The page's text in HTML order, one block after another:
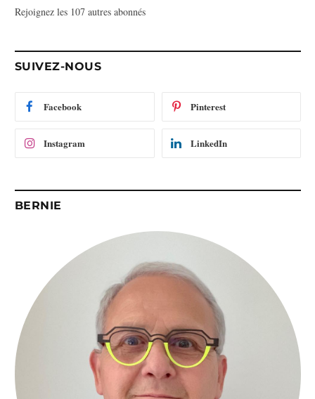
s
m
Rejoignez les 107 autres abonnés
SUIVEZ-NOUS
Facebook Pinterest
Instagram LinkedIn
BERNIE